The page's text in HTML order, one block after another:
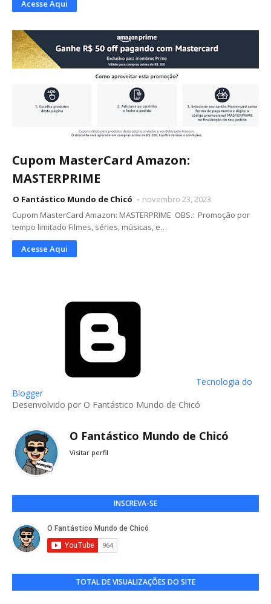
Acesse Aqui
Cupom MasterCard Amazon:
MASTERPRIME
O Fantástico Mundo de Chicó
novembro 23, 2023
Cupom MasterCard Amazon: MASTERPRIME OBS.: Promoção por
tempo limitado Filmes, séries, músicas, e…
Acesse Aqui
Tecnologia do
Blogger
Desenvolvido por O Fantástico Mundo de Chicó
O Fantástico Mundo de Chicó
Visitar perfil
INSCREVA-SE
TOTAL DE VISUALIZAÇÕES DO SITE